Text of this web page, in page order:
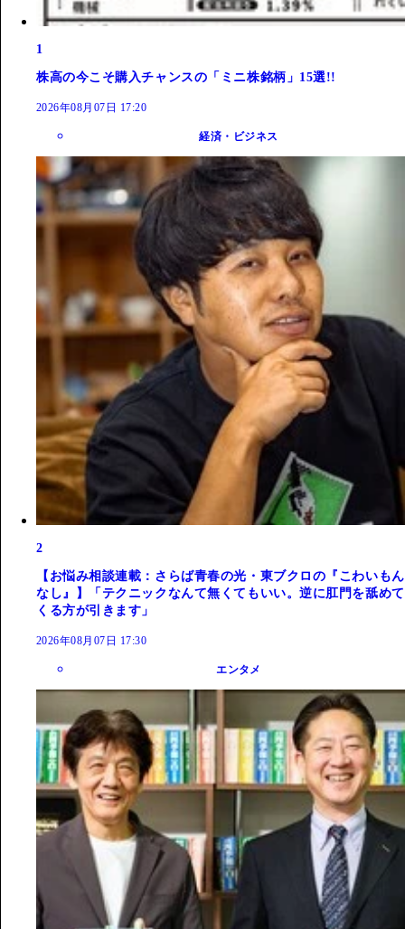
1
株高の今こそ購入チャンスの「ミニ株銘柄」15選!!
2026年08月07日 17:20
経済・ビジネス
2
【お悩み相談連載：さらば青春の光・東ブクロの『こわいもん
なし』】「テクニックなんて無くてもいい。逆に肛門を舐めて
くる方が引きます」
2026年08月07日 17:30
エンタメ